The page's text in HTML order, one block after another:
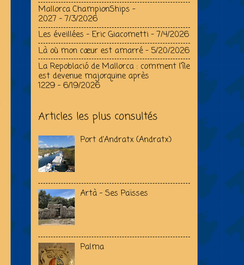
Mallorca ChampionShips –
2027 - 7/3/2026
Les éveillées - Eric Giacometti - 7/4/2026
Là où mon cœur est amarré - 5/20/2026
La Repoblació de Mallorca : comment l’île
est devenue majorquine après
1229 - 6/19/2026
Articles les plus consultés
Port d'Andratx (Andratx)
Artà - Ses Païsses
Palma